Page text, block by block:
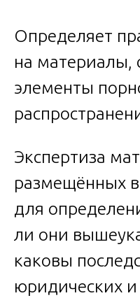
Определяет
на материалы,
элементы
Экспертиза
размещённых
для
ли они
каковы
юридических